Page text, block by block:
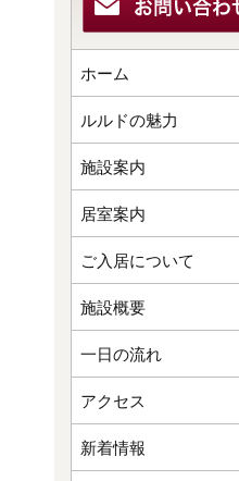
ホーム
ルルドの魅力
施設案内
居室案内
ご入居について
施設概要
一日の流れ
アクセス
新着情報